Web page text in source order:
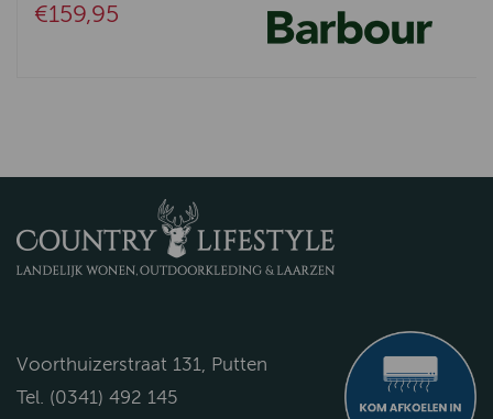
€159,95
Voorthuizerstraat 131, Putten
Tel. (0341) 492 145